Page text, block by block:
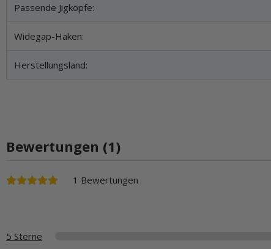
Passende Jigköpfe:
Widegap-Haken:
Herstellungsland:
Bewertungen (1)
1 Bewertungen
5 Sterne